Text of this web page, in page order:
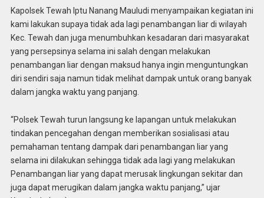
Kapolsek Tewah Iptu Nanang Mauludi menyampaikan kegiatan ini
kami lakukan supaya tidak ada lagi penambangan liar di wilayah
Kec. Tewah dan juga menumbuhkan kesadaran dari masyarakat
yang persepsinya selama ini salah dengan melakukan
penambangan liar dengan maksud hanya ingin menguntungkan
diri sendiri saja namun tidak melihat dampak untuk orang banyak
dalam jangka waktu yang panjang.
“Polsek Tewah turun langsung ke lapangan untuk melakukan
tindakan pencegahan dengan memberikan sosialisasi atau
pemahaman tentang dampak dari penambangan liar yang
selama ini dilakukan sehingga tidak ada lagi yang melakukan
Penambangan liar yang dapat merusak lingkungan sekitar dan
juga dapat merugikan dalam jangka waktu panjang,” ujar